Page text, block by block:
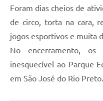
Foram dias cheios de
de circo, torta na cara,
jogos esportivos e muita
No encerramento, os
inesquecível ao Parque
em São José do Rio Preto.